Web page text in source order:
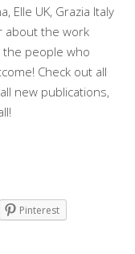
Elle UK, Grazia Italy
about the work
the people who
Check out all
new publications,
Pinterest